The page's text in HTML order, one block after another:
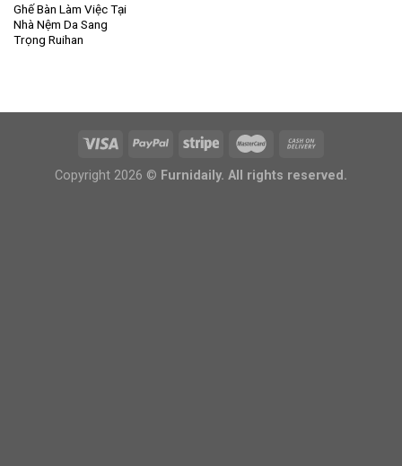
Ghế Bàn Làm Việc Tại
Nhà Nệm Da Sang
Trọng Ruihan
Copyright 2026 © Furnidaily. All rights reserved.